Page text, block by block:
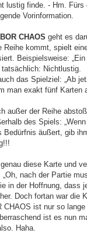
lustig finde. - Hm. Fürs
Vorinformation.
CHAOS geht es
Reihe kommt, spielt
Beispielsweise:
tatsächlich: Nichtlustig.
das Spielziel: „Ab
man exakt fünf Karten
außer der Reihe
des Spiels:
Bedürfnis äußert, gib
diese Karte und
nach der Partie
in der Hoffnung, dass
Doch fortan war die
CHAOS ist nur so
ist es nun
Haha.